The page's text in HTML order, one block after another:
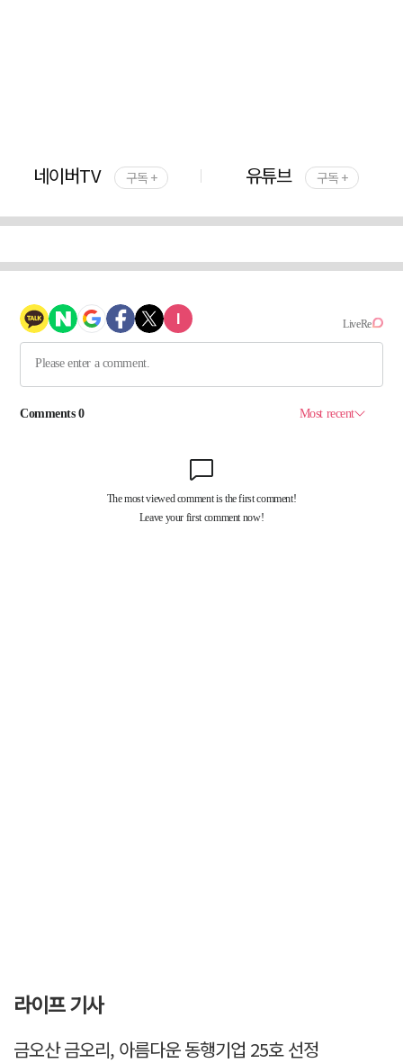
네이버TV 구독 + 유튜브 구독 +
라이프 기사
금오산 금오리, 아름다운 동행기업 25호 선정